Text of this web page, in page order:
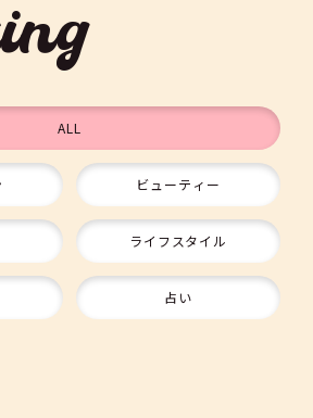
ALL
ビューティー
ライフスタイル
占い